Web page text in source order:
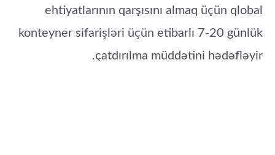
ehtiyatlarının qarşısını almaq üçün qlobal
konteyner sifarişləri üçün etibarlı 7-20 günlük
çatdırılma müddətini hədəfləyir.